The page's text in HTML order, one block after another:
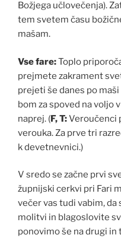
Božjega učlovečenja).
tem svetem času
mašam.
Vse fare:Toplo
prejmete zakrament
prejeti še danes po maši
bom za spoved na voljo
naprej. (F, T:Veroučenci
verouka. Za prve tri
k devetnevnici.)
V sredo se začne prvi
župnijski cerkvi pri Fari
večer vas tudi vabim, da
molitvi in blagoslovite
ponovimo še na drugi